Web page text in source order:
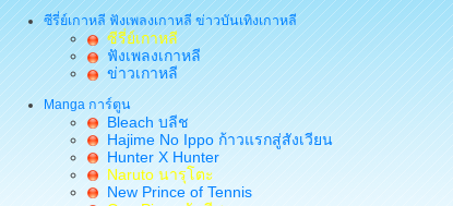
ซีรี่ย์เกาหลี ฟังเพลงเกาหลี ข่าวบันเทิงเกาหลี
ซีรี่ย์เกาหลี
ฟังเพลงเกาหลี
ข่าวเกาหลี
Manga การ์ตูน
Bleach บลีช
Hajime No Ippo ก้าวแรกสู่สังเวียน
Hunter X Hunter
Naruto นารุโตะ
New Prince of Tennis